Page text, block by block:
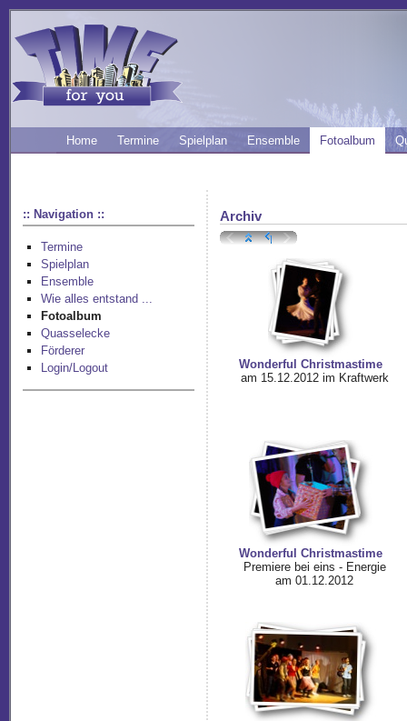
Home Termine Spielplan Ensemble Fotoalbum
:: Navigation ::
Termine
Spielplan
Ensemble
Wie alles entstand ...
Fotoalbum
Quasselecke
Förderer
Login/Logout
Archiv
Wonderful Christmastime
am 15.12.2012 im Kraftwerk
Wonderful Christmastime
Premiere bei eins - Energie
am 01.12.2012